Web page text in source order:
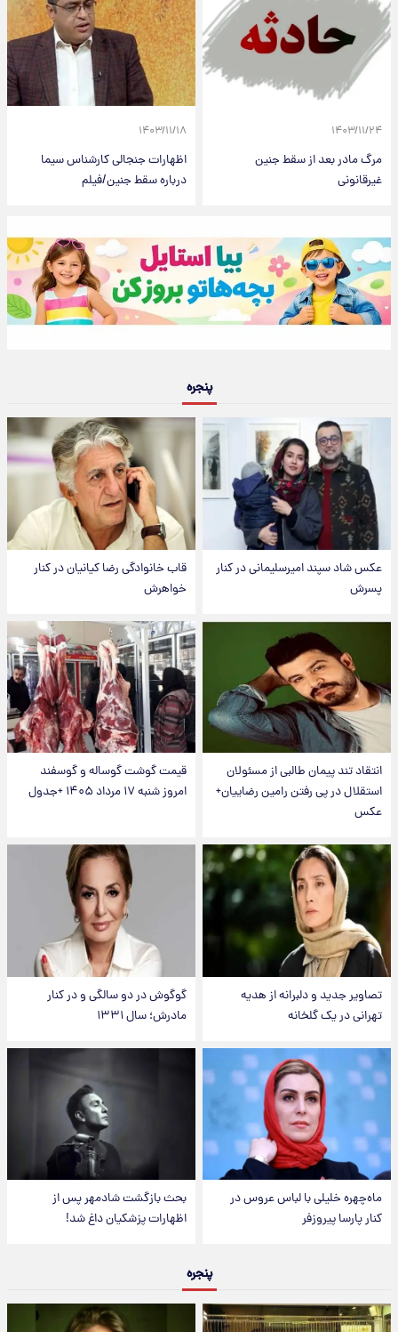
۱۴۰۳/۱۱/۲۴
مرگ مادر بعد از سقط جنین
غیرقانونی
۱۴۰۳/۱۱/۱۸
اظهارات جنجالی کارشناس سیما
درباره سقط جنین/فیلم
پنجره
عکس شاد سپند امیرسلیمانی در کنار
پسرش
قاب خانوادگی رضا کیانیان در کنار
خواهرش
انتقاد تند پیمان طالبی از مسئولان
استقلال در پی رفتن رامین رضاییان+
عکس
قیمت گوشت گوساله و گوسفند
امروز شنبه ۱۷ مرداد ۱۴۰۵ +جدول
تصاویر جدید و دلبرانه از هدیه
تهرانی در یک گلخانه
گوگوش در دو سالگی و در کنار
مادرش؛ سال ۱۳۳۱
ماه‌چهره خلیلی با لباس عروس در
کنار پارسا پیروزفر
بحث بازگشت شادمهر پس از
اظهارات پزشکیان داغ شد!
پنجره